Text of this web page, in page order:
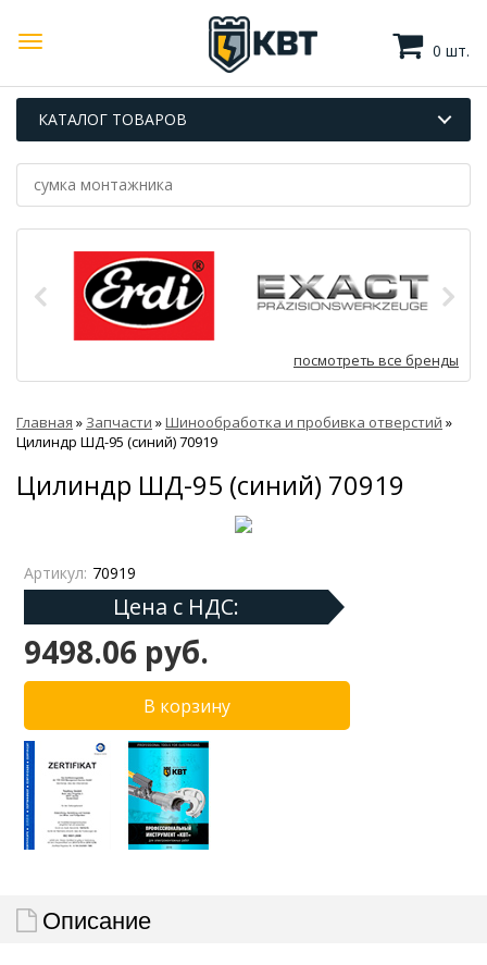
0 шт.
КАТАЛОГ ТОВАРОВ
посмотреть все бренды
Главная » Запчасти »Шинообработка и пробивка отверстий »
Цилиндр ШД-95 (синий) 70919
Цилиндр ШД-95 (синий) 70919
Артикул: 70919
Цена с НДС:
9498.06 руб.
Описание